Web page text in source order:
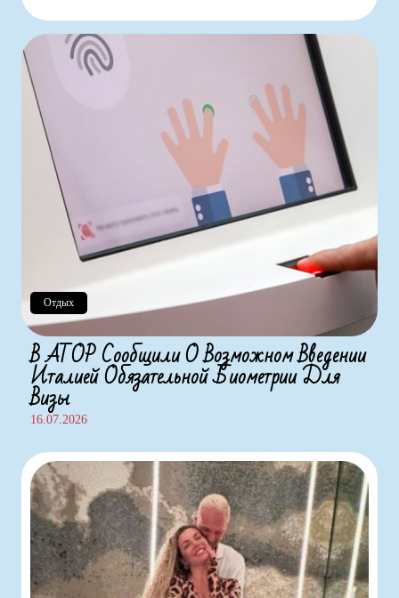
Отдых
В АТОР Сообщили О Возможном Введении
Италией Обязательной Биометрии Для
Визы
16.07.2026